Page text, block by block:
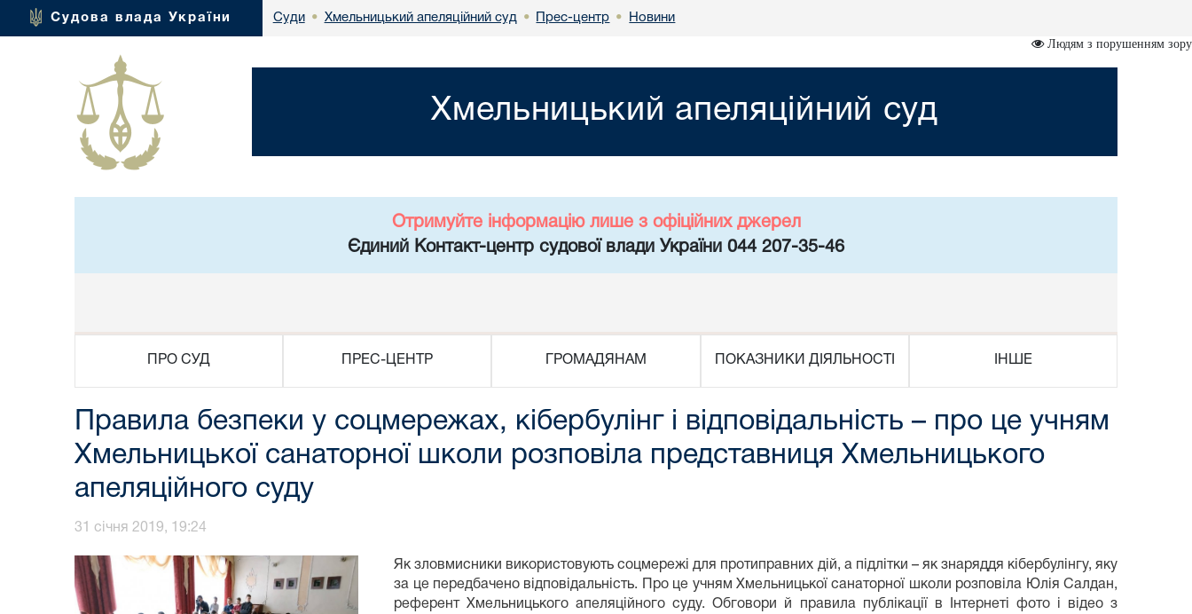
Судова влада України Суди • Хмельницький апеляційний суд • Прес-центр • Новини
Людям з порушенням зору
Хмельницький апеляційний суд
Отримуйте інформацію лише з офіційних джерел
Єдиний Контакт-центр судової влади України 044 207-35-46
ПРО СУД ПРЕС-ЦЕНТР ГРОМАДЯНАМ ПОКАЗНИКИ ДІЯЛЬНОСТІ ІНШЕ
Правила безпеки у соцмережах, кібербулінг і відповідальність – про це учням
Хмельницької санаторної школи розповіла представниця Хмельницького
апеляційного суду
31 січня 2019, 19:24
Як зловмисники використовують соцмережі для протиправних дій, а підлітки – як знаряддя кібербулінгу, яку
за це передбачено відповідальність. Про це учням Хмельницької санаторної школи розповіла Юлія Салдан,
референт Хмельницького апеляційного суду. Обговори й правила публікації в Інтернеті фото і відео з